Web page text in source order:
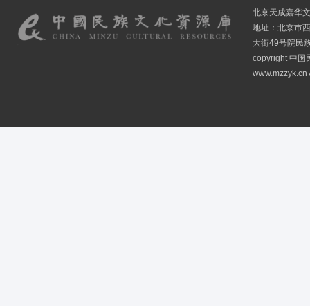
北京天成嘉华
地址：北京市
大街49号院民
copyright 中国